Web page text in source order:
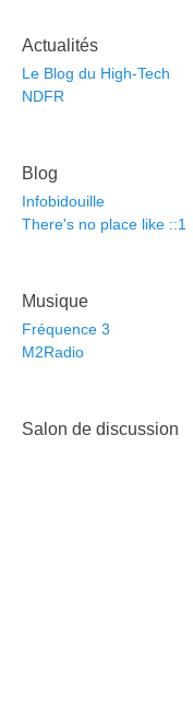
Actualités
Le Blog du High-Tech
NDFR
Blog
Infobidouille
There's no place like ::1
Musique
Fréquence 3
M2Radio
Salon de discussion